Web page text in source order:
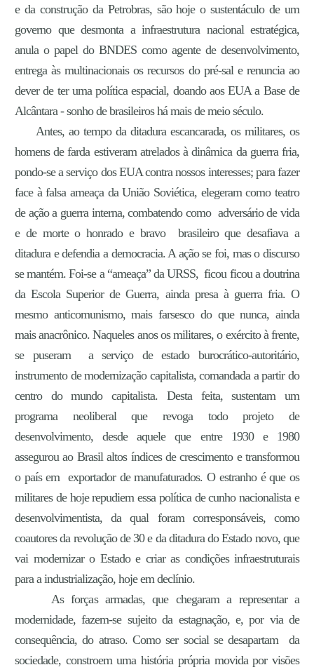
e da construção da Petrobras, são hoje o sustentáculo de um
governo que desmonta a infraestrutura nacional estratégica,
anula o papel do BNDES como agente de desenvolvimento,
entrega às multinacionais os recursos do pré-sal e renuncia ao
dever de ter uma política espacial, doando aos EUA a Base de
Alcântara - sonho de brasileiros há mais de meio século.
Antes, ao tempo da ditadura escancarada, os militares, os
homens de farda estiveram atrelados à dinâmica da guerra fria,
pondo-se a serviço dos EUA contra nossos interesses; para fazer
face à falsa ameaça da União Soviética, elegeram como teatro
de ação a guerra interna, combatendo como adversário de vida
e de morte o honrado e bravo brasileiro que desafiava a
ditadura e defendia a democracia. A ação se foi, mas o discurso
se mantém. Foi-se a “ameaça” da URSS, ficou ficou a doutrina
da Escola Superior de Guerra, ainda presa à guerra fria. O
mesmo anticomunismo, mais farsesco do que nunca, ainda
mais anacrônico. Naqueles anos os militares, o exército à frente,
se puseram a serviço de estado burocrático-autoritário,
instrumento de modernização capitalista, comandada a partir do
centro do mundo capitalista. Desta feita, sustentam um
programa neoliberal que revoga todo projeto de
desenvolvimento, desde aquele que entre 1930 e 1980
assegurou ao Brasil altos índices de crescimento e transformou
o país em exportador de manufaturados. O estranho é que os
militares de hoje repudiem essa política de cunho nacionalista e
desenvolvimentista, da qual foram corresponsáveis, como
coautores da revolução de 30 e da ditadura do Estado novo, que
vai modernizar o Estado e criar as condições infraestruturais
para a industrialização, hoje em declínio.
As forças armadas, que chegaram a representar a
modernidade, fazem-se sujeito da estagnação, e, por via de
consequência, do atraso. Como ser social se desapartam da
sociedade, constroem uma história própria movida por visões